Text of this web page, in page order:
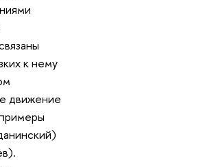
к нему
движение